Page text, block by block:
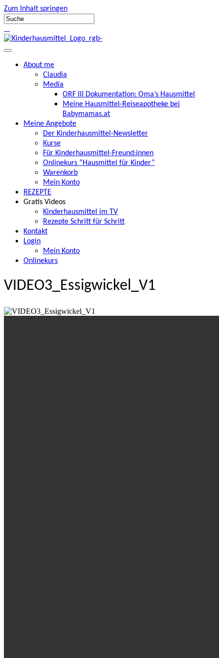
Zum Inhalt springen
About me
Claudia
Media
ORF III Dokumentation: Oma’s Hausmittel
Meine Hausmittel-Reiseapotheke bei
Babymamas.at
Meine Angebote
Der Kinderhausmittel-Newsletter
Kurse
Für Kinderhausmittel-Freund:innen
Onlinekurs “Hausmittel für Kinder”
Warenkorb
Mein Konto
REZEPTE
Gratis Videos
Kinderhausmittel im TV
Rezepte Schritt für Schritt
Kontakt
Login
Mein Konto
Onlinekurs
VIDEO3_Essigwickel_V1